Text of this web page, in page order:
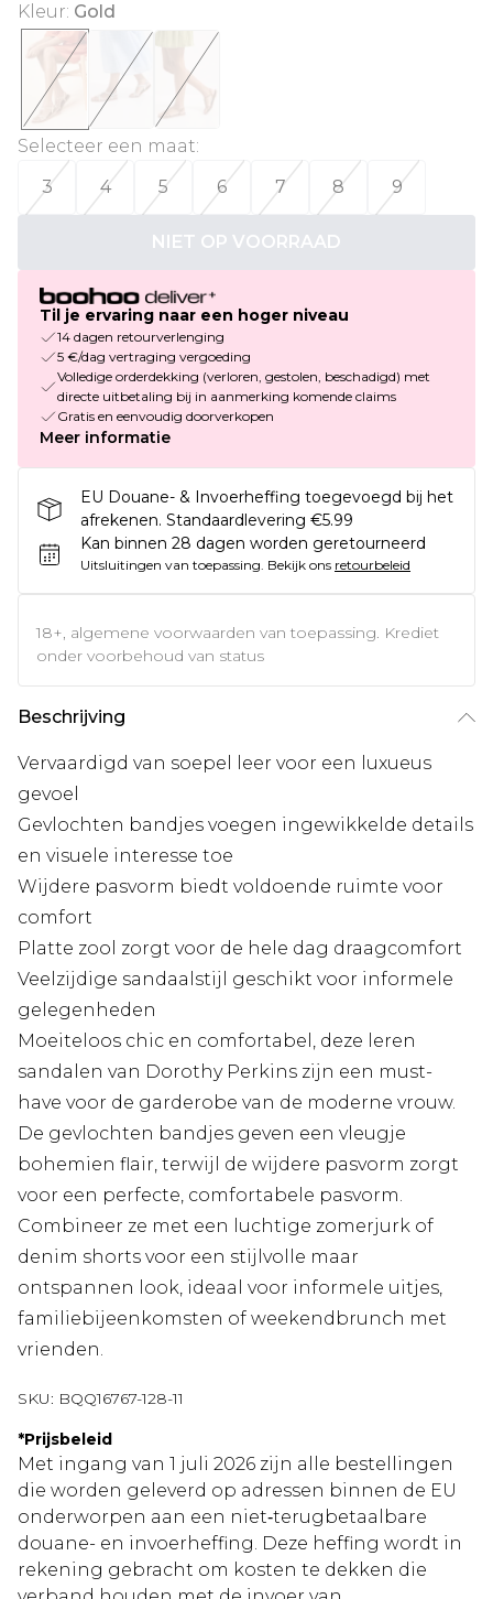
Kleur: Gold
Selecteer een maat:
3
4 5 6 7 8 9
NIET OP VOORRAAD
Til je ervaring naar een hoger niveau
14 dagen retourverlenging
5 €/dag vertraging vergoeding
Volledige orderdekking (verloren, gestolen, beschadigd) met
directe uitbetaling bij in aanmerking komende claims
Gratis en eenvoudig doorverkopen
Meer informatie
EU Douane- & Invoerheffing toegevoegd bij het
afrekenen. Standaardlevering €5.99
Kan binnen 28 dagen worden geretourneerd
Uitsluitingen van toepassing. Bekijk ons retourbeleid
18+, algemene voorwaarden van toepassing. Krediet
onder voorbehoud van status
Beschrijving
Vervaardigd van soepel leer voor een luxueus
gevoel
Gevlochten bandjes voegen ingewikkelde details
en visuele interesse toe
Wijdere pasvorm biedt voldoende ruimte voor
comfort
Platte zool zorgt voor de hele dag draagcomfort
Veelzijdige sandaalstijl geschikt voor informele
gelegenheden
Moeiteloos chic en comfortabel, deze leren
sandalen van Dorothy Perkins zijn een must-
have voor de garderobe van de moderne vrouw.
De gevlochten bandjes geven een vleugje
bohemien flair, terwijl de wijdere pasvorm zorgt
voor een perfecte, comfortabele pasvorm.
Combineer ze met een luchtige zomerjurk of
denim shorts voor een stijlvolle maar
ontspannen look, ideaal voor informele uitjes,
familiebijeenkomsten of weekendbrunch met
vrienden.
SKU: BQQ16767-128-11
*Prijsbeleid
Met ingang van 1 juli 2026 zijn alle bestellingen
die worden geleverd op adressen binnen de EU
onderworpen aan een niet‑terugbetaalbare
douane- en invoerheffing. Deze heffing wordt in
rekening gebracht om kosten te dekken die